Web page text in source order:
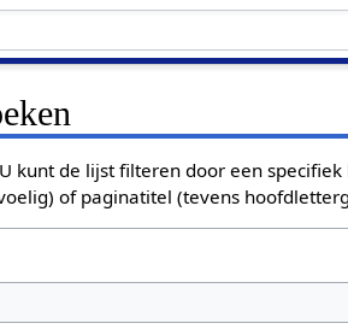
kunt de lijst filteren door een
of paginatitel (tevens